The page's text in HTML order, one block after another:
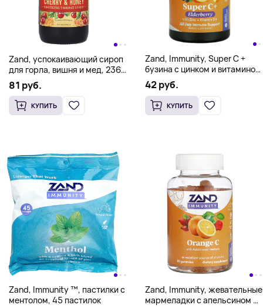
Zand, успокаивающий сироп
для горла, вишня и мед, 236
мл (8 жидк. унций)
81 руб.
КУПИТЬ
Zand, Immunity, Super C +
бузина с цинком и витамином
D3`` 60 таблеток
42 руб.
КУПИТЬ
Zand, Immunity ™, пастилки с
ментолом, 45 пастилок
Zand, Immunity, жевательные
мармеладки с апельсином С,